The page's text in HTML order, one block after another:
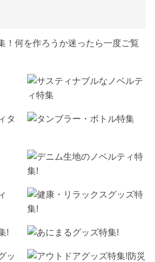
！何を作ろうか迷ったら一度ご覧